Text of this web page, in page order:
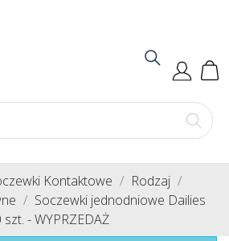
Kontaktowe
Rodzaj
Soczewki jednodniowe Dailies
- WYPRZEDAŻ